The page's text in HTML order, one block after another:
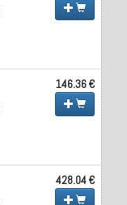
146.36 €
428.04 €